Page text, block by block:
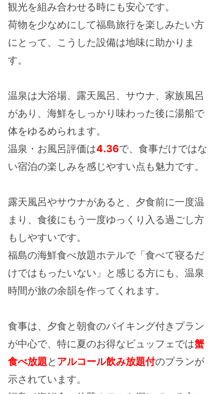
観光を組み合わせる時にも安心です。
荷物を少なめにして福島旅行を楽しみたい方
にとって、こうした設備は地味に助かりま
す。
温泉は大浴場、露天風呂、サウナ、家族風呂
があり、海鮮をしっかり味わった後に湯船で
体をゆるめられます。
温泉・お風呂評価は4.36で、食事だけではな
い宿泊の楽しみを感じやすい点も魅力です。
露天風呂やサウナがあると、夕食前に一度温
まり、食後にもう一度ゆっくり入る過ごし方
もしやすいです。
福島の海鮮食べ放題ホテルで「食べて寝るだ
けではもったいない」と感じる方にも、温泉
時間が旅の余韻を作ってくれます。
食事は、夕食と朝食のバイキング付きプラン
が中心で、特に夏のお得なビュッフェでは蟹
食べ放題と アルコール飲み放題付のプランが
示されています。